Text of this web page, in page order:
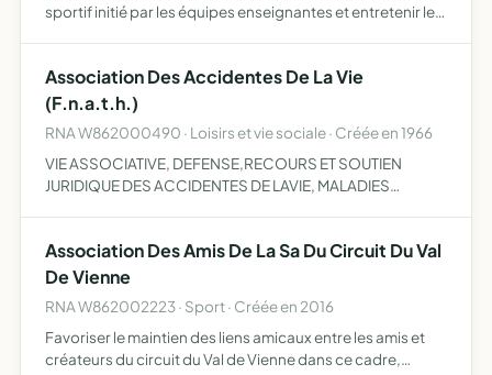
sportif initié par les équipes enseignantes et entretenir le
Association Des Accidentes De La Vie
(F.n.a.t.h.)
RNA W862000490 · Loisirs et vie sociale · Créée en 1966
VIE ASSOCIATIVE, DEFENSE,RECOURS ET SOUTIEN
JURIDIQUE DES ACCIDENTES DE LAVIE, MALADIES
Association Des Amis De La Sa Du Circuit Du Val
De Vienne
RNA W862002223 · Sport · Créée en 2016
Favoriser le maintien des liens amicaux entre les amis et
créateurs du circuit du Val de Vienne dans ce cadre,